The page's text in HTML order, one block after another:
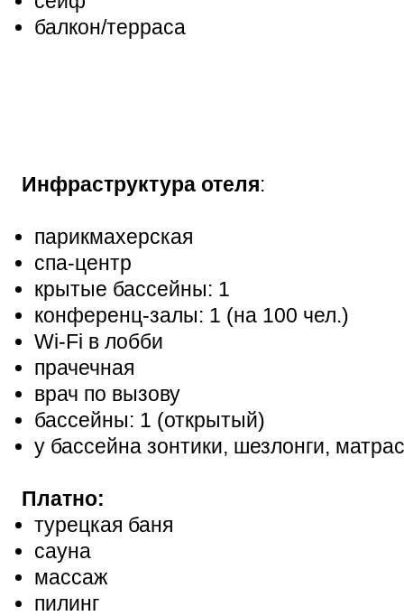
балкон/терраса
Инфраструктура отеля:
парикмахерская
спа-центр
крытые бассейны: 1
конференц-залы: 1 (на 100 чел.)
Wi-Fi в лобби
прачечная
врач по вызову
бассейны: 1 (открытый)
у бассейна зонтики, шезлонги,
Платно:
турецкая баня
сауна
массаж
пилинг